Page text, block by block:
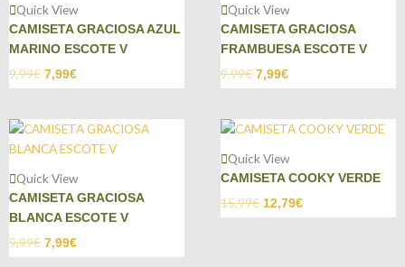
Quick View
CAMISETA GRACIOSA AZUL
MARINO ESCOTE V
9,99€ 7,99€
Quick View
CAMISETA GRACIOSA
FRAMBUESA ESCOTE V
9,99€ 7,99€
Quick View
CAMISETA GRACIOSA
BLANCA ESCOTE V
9,99€ 7,99€
Quick View
CAMISETA COOKY VERDE
15,99€ 12,79€